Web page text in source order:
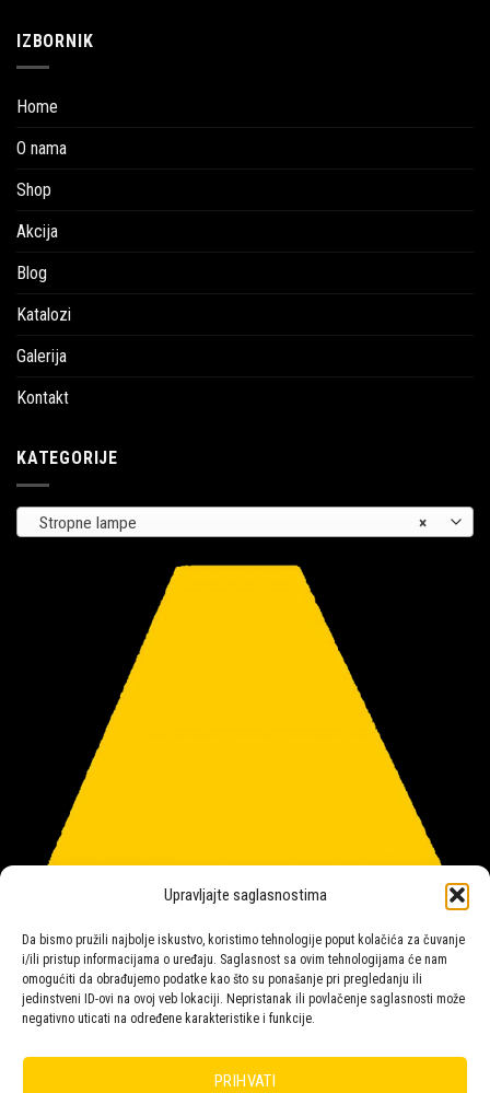
Upravljajte saglasnostima
Da bismo pružili najbolje iskustvo, koristimo tehnologije poput kolačića za čuvanje
i/ili pristup informacijama o uređaju. Saglasnost sa ovim tehnologijama će nam
omogućiti da obrađujemo podatke kao što su ponašanje pri pregledanju ili
jedinstveni ID-ovi na ovoj veb lokaciji. Nepristanak ili povlačenje saglasnosti može
negativno uticati na određene karakteristike i funkcije.
PRIHVATI
IZBORNIK
Home
O nama
Shop
Akcija
Blog
Katalozi
Galerija
Kontakt
KATEGORIJE
×
Stropne lampe